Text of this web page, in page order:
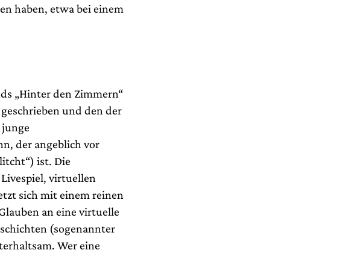
haben, etwa bei einem
„Hinter den Zimmern“
und den der
der angeblich vor
ist. Die
virtuellen
sich mit einem reinen
an eine virtuelle
(sogenannter
Wer eine